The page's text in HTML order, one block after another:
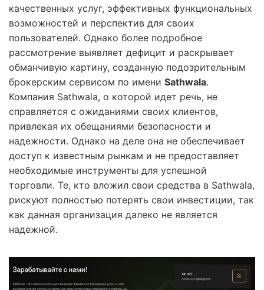
качественных услуг, эффективных функциональных
возможностей и перспектив для своих
пользователей. Однако более подробное
рассмотрение выявляет дефицит и раскрывает
обманчивую картину, созданную подозрительным
брокерским сервисом по имени Sathwala.
Компания Sathwala, о которой идет речь, не
справляется с ожиданиями своих клиентов,
привлекая их обещаниями безопасности и
надежности. Однако на деле она не обеспечивает
доступ к известным рынкам и не предоставляет
необходимые инструменты для успешной
торговли. Те, кто вложил свои средства в Sathwala,
рискуют полностью потерять свои инвестиции, так
как данная организация далеко не является
надежной.